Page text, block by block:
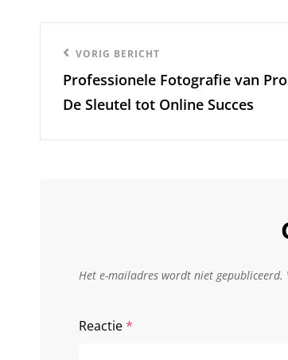
Berichtnavigatie
Vorige
bericht
VORIG BERICHT
Professionele Fotografie van
De Sleutel tot Online Succes
Het e-mailadres wordt niet gepubliceerd.
Reactie*